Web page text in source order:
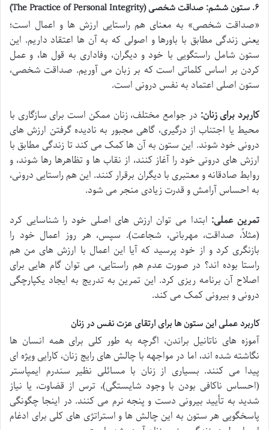
۶. ستون ششم: صداقت شخصی (The Practice of Personal Integrity)
«صداقت شخصی» به معنای هم راستایی ارزش ها و اعمال است؛
یعنی زندگی مطابق با باورها و اصولی که به آن ها اعتقاد داریم. این
ستون شامل راستگویی با خود و دیگران، وفاداری به قول ها، و عمل
کردن بر اساس کلماتی است که بر زبان می آوریم. صداقت شخصی،
ستون اصلی اعتماد به نفس درونی است.
کاربرد برای زنان: در جوامع مختلف، زنان ممکن است برای سازگاری با
محیط یا اجتناب از درگیری، گاهی مجبور به نادیده گرفتن ارزش های
درونی خود شوند. این ستون به آن ها کمک می کند تا زندگی مطابق با
ارزش های درونی خود را آغاز کنند، از نقاب ها و تظاهرها رها شوند، و
روابط صادقانه و معتبری با دیگران برقرار کنند. این هم راستایی درونی،
به احساس آرامش و قدرت زیادی منجر می شود.
تمرین عملی: ابتدا می توان ارزش های اصلی خود را شناسایی کرد
(مثلاً، صداقت، مهربانی، شجاعت). سپس، هر روز اعمال خود را
بازنگری کرد و از خود پرسید که آیا این اعمال با ارزش های من هم
راستا بوده اند؟ در صورت عدم هم راستایی، می توان گام هایی برای
اصلاح آن برنامه ریزی کرد. این تمرین به تدریج به ایجاد یکپارچگی
درونی و بیرونی کمک می کند.
کاربرد عملی این ستون ها برای ارتقای عزت نفس در زنان
آموزه های ناتانیل براندن، اگرچه به طور کلی برای همه انسان ها
نگاشته شده اند، اما در مواجهه با چالش های رایج زنان، کارایی ویژه ای
پیدا می کنند. بسیاری از زنان با مسائلی نظیر سندرم ایمپاستر
(احساس ناکافی بودن با وجود شایستگی)، ترس از قضاوت، یا نیاز
شدید به تأیید بیرونی دست و پنجه نرم می کنند. در اینجا چگونگی
پاسخگویی هر ستون به این چالش ها و استراتژی های کلی برای ادغام